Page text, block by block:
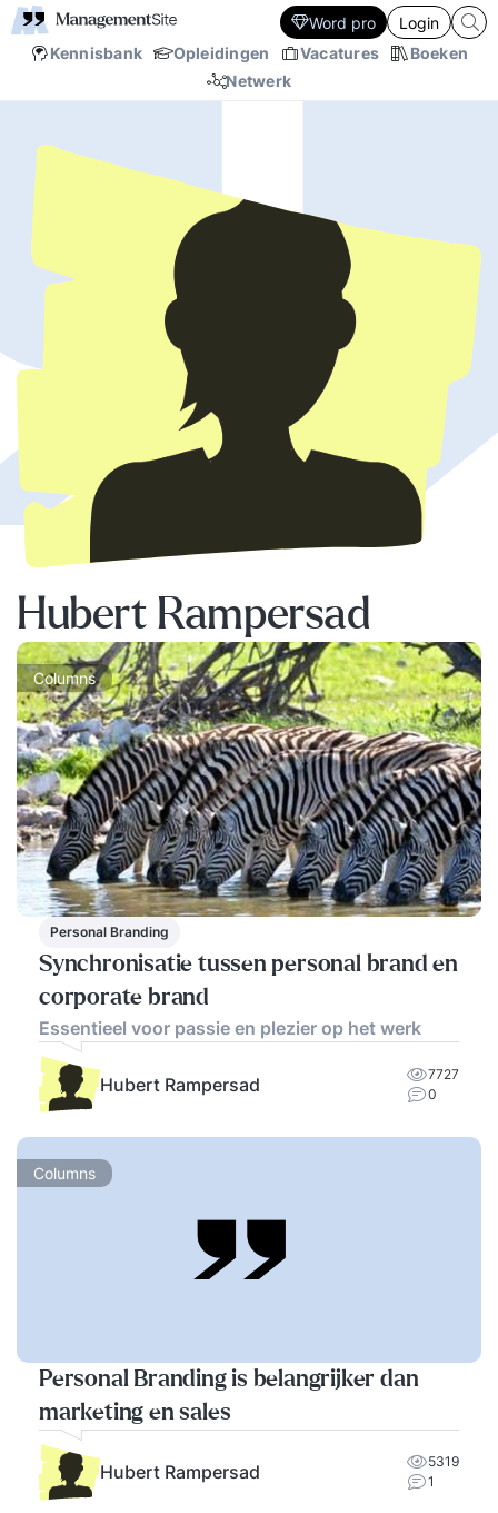
Kennisbank Opleidingen Vacatures
Boeken
Netwerk
Word pro Login
Hubert Rampersad
Columns
Personal Branding
Synchronisatie tussen personal brand en
corporate brand
Essentieel voor passie en plezier op het werk
Hubert Rampersad
7727
0
Columns
Personal Branding is belangrijker dan
marketing en sales
Hubert Rampersad
5319
1